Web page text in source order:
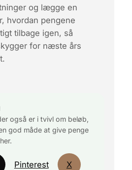
og lægge en
hvordan pengene
tilbage igen, så
for næste års
også er i tvivl om beløb,
god måde at give penge
Pinterest X